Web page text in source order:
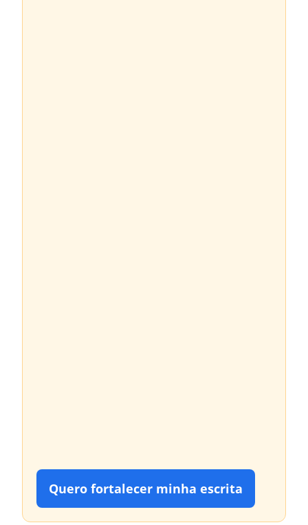
Quero fortalecer minha escrita